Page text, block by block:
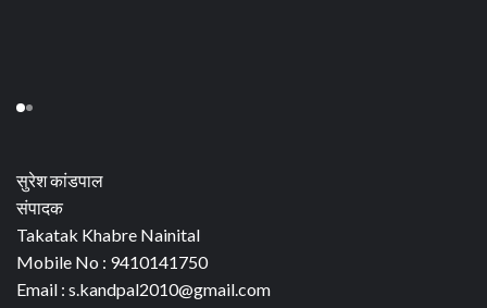
सुरेश कांडपाल
संपादक
Takatak Khabre Nainital
Mobile No : 9410141750
Email : s.kandpal2010@gmail.com